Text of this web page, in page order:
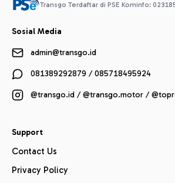
Transgo Terdaftar di PSE Kominfo:
Sosial Media
admin@transgo.id
081389292879 / 085718495924
@transgo.id / @transgo.motor /
Support
Contact Us
Privacy Policy